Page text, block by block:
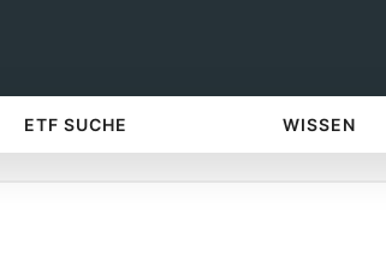
ETF SUCHE WISSEN